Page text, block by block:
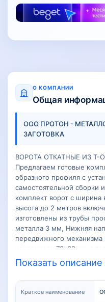
О КОМПАНИИ
Общая
ООО ПРОТОН -
ЗАГОТОВКА
ВОРОТА ОТКАТНЫЕ ИЗ Т-
Предлагаем готовые
образного профиля с
самостоятельной сборки
комплект ворот с ширина
высота до 2 метров
изготовлены из трубы
металла 3 мм, Нижняя
передвижного механизма
усиленного 70х60 мм с
ворот (нижний / верхний /
универсального Т-
толщина металла 2мм,
стальная профильная
Показать
Краткое наименование